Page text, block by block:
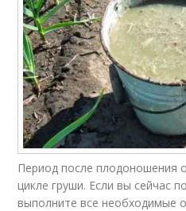
Период после плодоношения
цикле груши. Если вы сейчас
выполните все необходимые